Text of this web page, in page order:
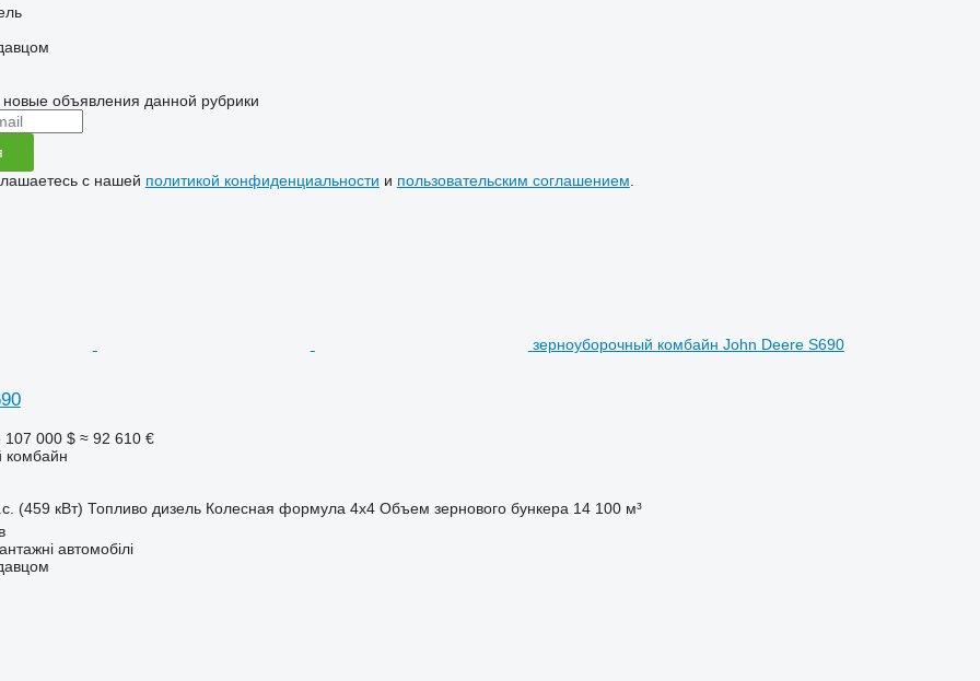
объявления данной рубрики
с нашей политикой конфиденциальности и пользовательским соглашением
зерноуборочный комбайн John Deere S690
107 000 $ ≈ 92 610 €
комбайн
(459 кВт) Топливо дизель Колесная формула 4x4 Объем зернового бункера 14 100 м³
автомобілі